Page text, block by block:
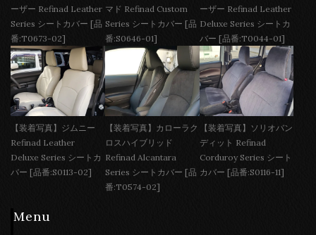
ーザー Refinad Leather
Series シートカバー [品
番:T0673-02]
マド Refinad Custom
Series シートカバー [品
番:S0646-01]
ーザー Refinad Leather
Deluxe Series シートカ
バー [品番:T0044-01]
【装着写真】ジムニー
Refinad Leather
Deluxe Series シートカ
バー [品番:S0113-02]
【装着写真】カローラク
ロスハイブリッド
Refinad Alcantara
Series シートカバー [品
番:T0574-02]
【装着写真】ソリオバン
ディット Refinad
Corduroy Series シート
カバー [品番:S0116-11]
Menu